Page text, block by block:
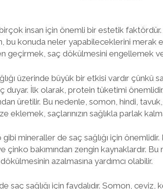
birçok insan için önemli bir estetik
bu konuda neler yapabileceklerini merak
geçirmek, saç dökülmesini engellemek
üzerinde büyük bir etkisi vardır çünkü
İlk olarak, protein tüketimi önemlidir.
üretilir. Bu nedenle, somon, hindi,
eklemek, saçlarınızın sağlıkla parlak
mineraller de saç sağlığı için önemlidir.
çinko bakımından zengin kaynaklardır.
azalmasına yardımcı olabilir.
saç sağlığı için faydalıdır. Somon,